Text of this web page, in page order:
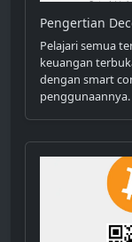
Pengertian
Pelajari semua
keuangan
dengan smart
penggunaannya.